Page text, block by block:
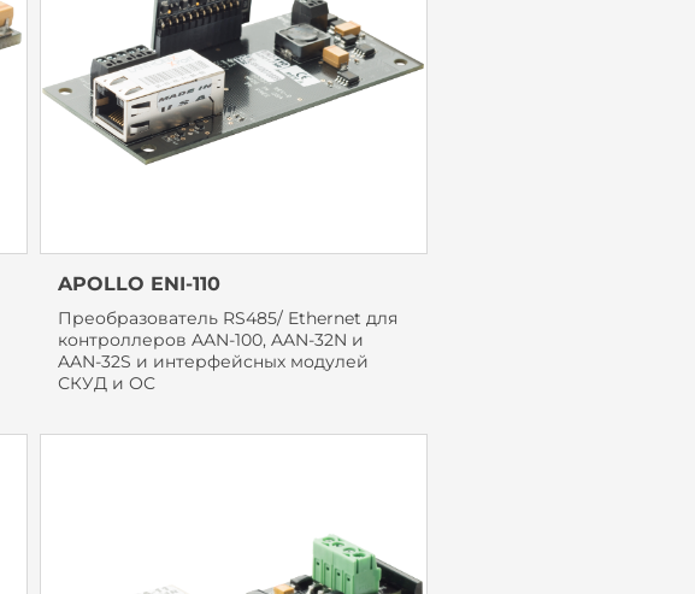
APOLLO ENI-110
Преобразователь RS485/ Ethernet для
контроллеров AAN-100, AAN-32N и
AAN-32S и интерфейсных модулей
СКУД и ОC